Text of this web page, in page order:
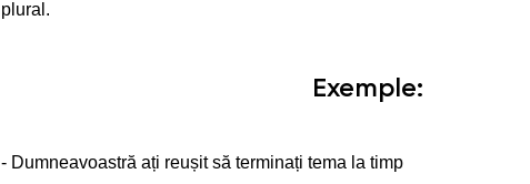
plural.
Exemple:
- Dumneavoastră ați reușit să terminați tema la timp